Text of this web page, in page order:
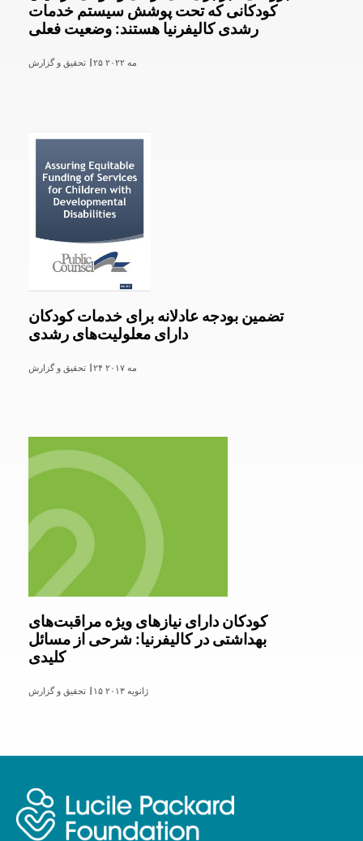
کودکانی که تحت پوشش سیستم خدمات
رشدی کالیفرنیا هستند: وضعیت فعلی
۲۵ مه ۲۰۲۲
تضمین بودجه عادلانه برای خدمات کودکان
دارای معلولیت‌های رشدی
۲۴ مه ۲۰۱۷
کودکان دارای نیازهای ویژه مراقبت‌های
بهداشتی در کالیفرنیا: شرحی از مسائل
کلیدی
۱۵ ژانویه ۲۰۱۳